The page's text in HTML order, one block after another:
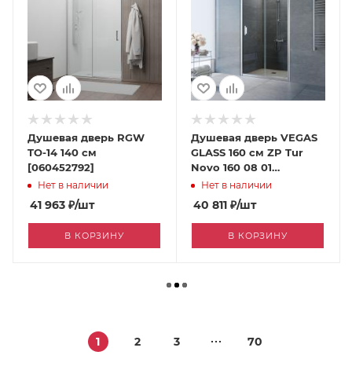
Душевая дверь RGW
TO-14 140 см
[060452792]
Нет в наличии
41 963 ₽/шт
В КОРЗИНУ
Душевая дверь VEGAS
GLASS 160 см ZP Tur
Novo 160 08 01
[060451470]
Нет в наличии
40 811 ₽/шт
В КОРЗИНУ
1 2 3 70